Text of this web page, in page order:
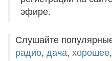
эфире.
Слушайте
радио, дача, хорошее,